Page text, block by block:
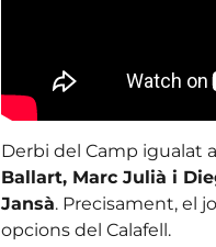
Derbi del Camp igualat
Ballart, Marc Julià i
Jansà. Precisament, el
opcions del Calafell.